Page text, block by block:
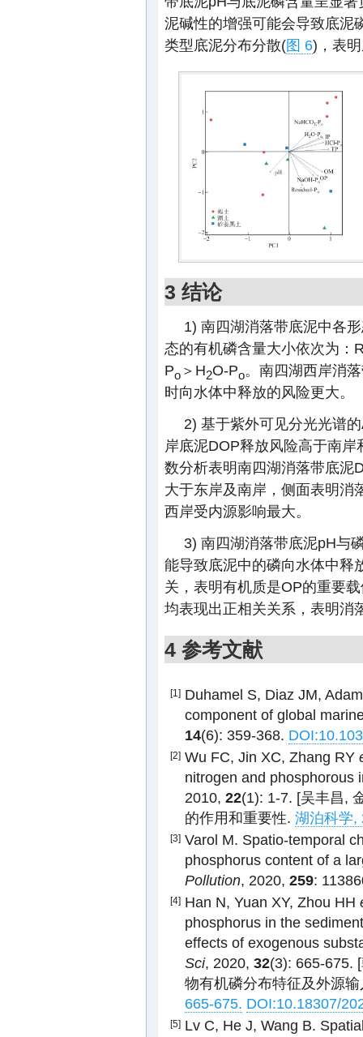
泥碱性的增强可能会导致底泥
类型底泥分布分散(图 6)，表
3 结论
1) 南四湖消落带底泥中各
态的有机磷含量大小依次为：
Po ＞H2O-Po。南四湖西岸消
时向水体中释放的风险更大。
2) 基于紫外可见分光光谱
岸底泥DOP释放风险高于南
数分析表明南四湖消落带底泥
大于东岸及南岸，侧面表明消
西岸受内源影响最大。
3) 南四湖消落带底泥pH与
能导致底泥中的磷向水体中释
关，表明有机质是OP的重要
均表现出正相关关系，表明消
4 参考文献
[1] Duhamel S, Diaz JM,
component of global
14(6): 359-368.
[2] Wu FC, Jin XC, Zhang RY
nitrogen and
2010, 22(1): 1-7. [吴丰昌,
的作用和重要性. 湖泊科学
[3] Varol M. Spatio-temporal
phosphorus content of a
Pollution, 2020, 259:
[4] Han N, Yuan XY, Zhou HH
phosphorus in the
effects of exogenous
Sci, 2020, 32(3): 665-675.
物有机磷分布特征及外源
665-675. DOI:10.18307/
[5] Lv C, He J, Wang B.